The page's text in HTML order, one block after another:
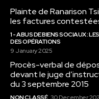
Plainte de Ranarison
les factures
1 - ABUS DE BIENS SOCIAUX :
DES OPÉRATIONS
9 January 2025
Procès-verbal de
devant le juge
du 3 septembre 2015
NON CLASSÉ 30 December